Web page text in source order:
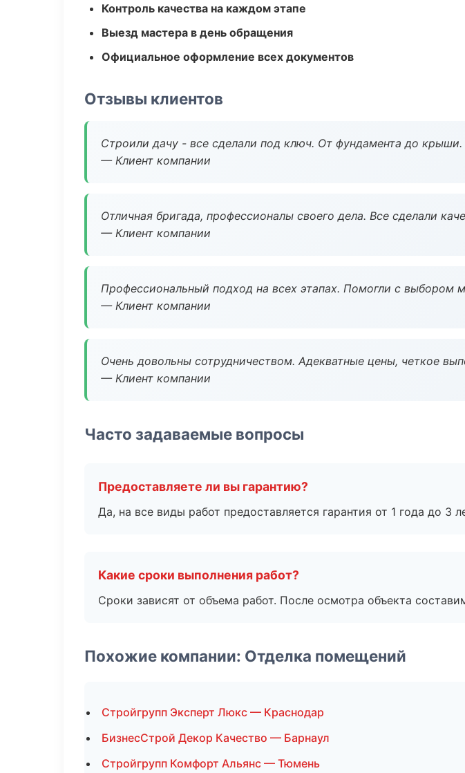
Контроль качества на каждом этапе
Выезд мастера в день обращения
Официальное оформление всех документов
Отзывы клиентов
Строили дачу - все сделали под ключ. От фундамента до крыши.
— Клиент компании
Отличная бригада, профессионалы своего дела. Все сделали
— Клиент компании
Профессиональный подход на всех этапах. Помогли с выбором
— Клиент компании
Очень довольны сотрудничеством. Адекватные цены, четкое
— Клиент компании
Часто задаваемые вопросы
Предоставляете ли вы гарантию?
Да, на все виды работ предоставляется гарантия от 1 года до 3
Какие сроки выполнения работ?
Сроки зависят от объема работ. После осмотра объекта
Похожие компании: Отделка помещений
Стройгрупп Эксперт Люкс — Краснодар
БизнесСтрой Декор Качество — Барнаул
Стройгрупп Комфорт Альянс — Тюмень